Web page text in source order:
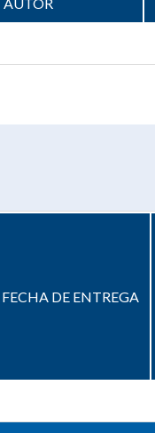
FECHA DE ENTREGA